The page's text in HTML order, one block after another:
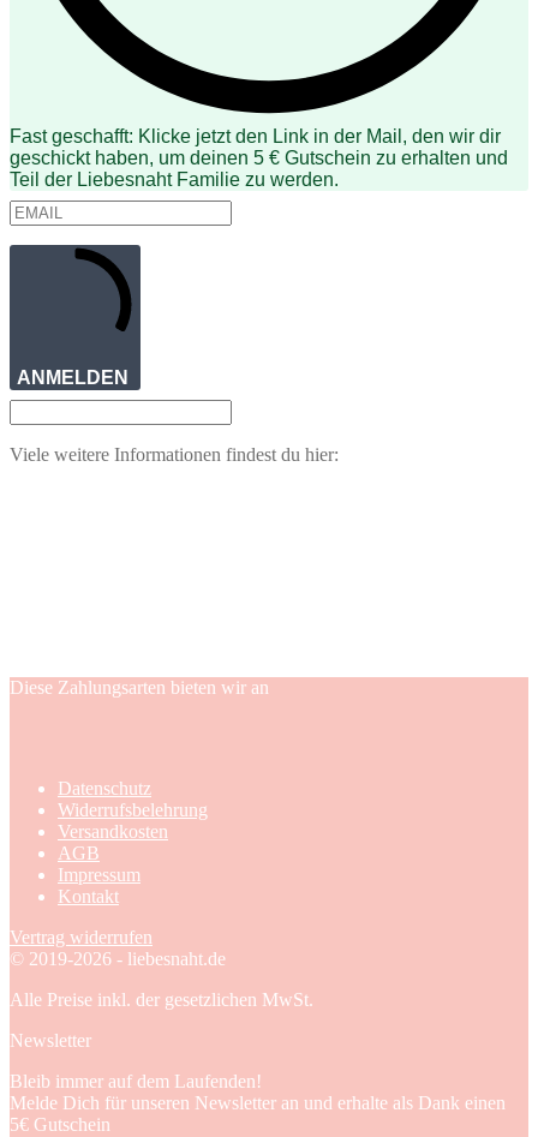
Fast geschafft: Klicke jetzt den Link in der Mail, den wir dir
geschickt haben, um deinen 5 € Gutschein zu erhalten und
Teil der Liebesnaht Familie zu werden.
ANMELDEN
Viele weitere Informationen findest du hier:
Diese Zahlungsarten bieten wir an
Datenschutz
Widerrufsbelehrung
Versandkosten
AGB
Impressum
Kontakt
Vertrag widerrufen
© 2019-2026 - liebesnaht.de
Alle Preise inkl. der gesetzlichen MwSt.
Newsletter
Bleib immer auf dem Laufenden!
Melde Dich für unseren Newsletter an und erhalte als Dank einen
5€ Gutschein